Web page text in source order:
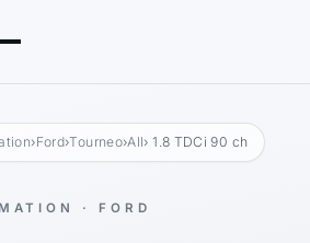
›Ford›Tourneo›All› 1.8 TDCi 90 ch
· FORD